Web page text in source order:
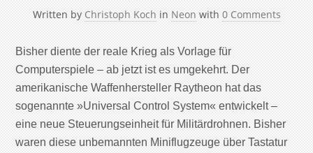
Written by Christoph Koch in Neon with 0 Comments
Bisher diente der reale Krieg als Vorlage für
Computerspiele – ab jetzt ist es umgekehrt. Der
amerikanische Waffenhersteller Raytheon hat das
sogenannte »Universal Control System« entwickelt –
eine neue Steuerungseinheit für Militärdrohnen. Bisher
waren diese unbemannten Miniflugzeuge über Tastatur